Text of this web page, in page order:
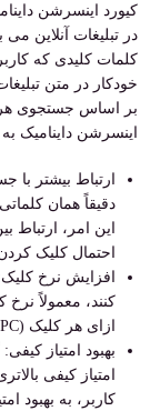
در تبلیغات آنلاین
کلمات کلیدی که
خودکار در متن
بر اساس جستجوی هر
اینسرشن داینامیک
دقیقاً همان
این امر، ارتباط
احتمال کلیک
افزایش نرخ کلیک:
کنند، معمولاً نرخ
ازای هر کلیک (CPC) و بازدهی بیشتر کمپین تبلیغاتی شما است.
بهبود امتیاز
کاربر، به بهبود